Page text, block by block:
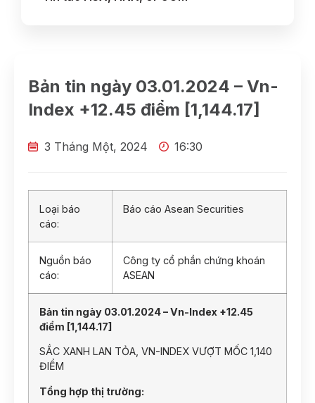
Bản tin ngày 03.01.2024 – Vn-
Index +12.45 điểm [1,144.17]
3 Tháng Một, 2024 16:30
Loại báo
cáo:
Báo cáo Asean Securities
Nguồn báo
cáo:
Công ty cổ phần chứng khoán
ASEAN
Bản tin ngày 03.01.2024 – Vn-Index +12.45
điểm [1,144.17]
SẮC XANH LAN TỎA, VN-INDEX VƯỢT MỐC 1,140
ĐIỂM
Tổng hợp thị trường: